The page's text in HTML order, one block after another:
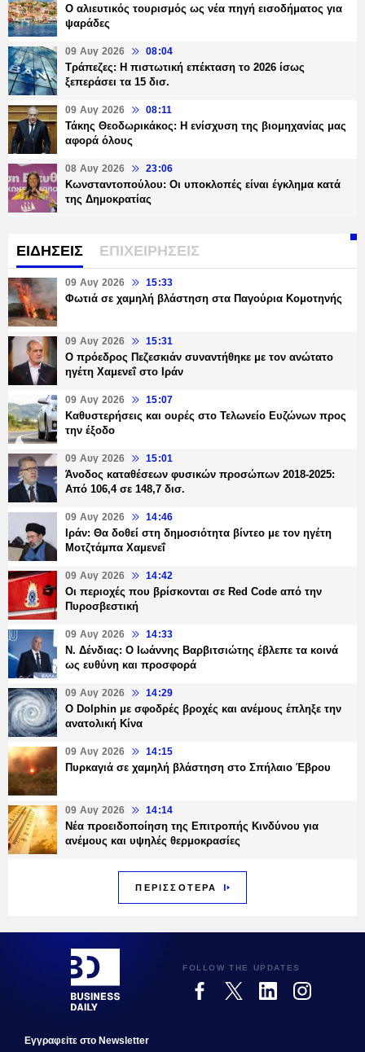
Ο αλιευτικός τουρισμός ως νέα πηγή εισοδήματος για
ψαράδες
09 Αυγ 2026 08:04
Τράπεζες: H πιστωτική επέκταση το 2026 ίσως
ξεπεράσει τα 15 δισ.
09 Αυγ 2026 08:11
Τάκης Θεοδωρικάκος: Η ενίσχυση της βιομηχανίας μας
αφορά όλους
08 Αυγ 2026 23:06
Κωνσταντοπούλου: Οι υποκλοπές είναι έγκλημα κατά
της Δημοκρατίας
ΕΙΔΗΣΕΙΣ ΕΠΙΧΕΙΡΗΣΕΙΣ
09 Αυγ 2026 15:33
Φωτιά σε χαμηλή βλάστηση στα Παγούρια Κομοτηνής
09 Αυγ 2026 15:31
Ο πρόεδρος Πεζεσκιάν συναντήθηκε με τον ανώτατο
ηγέτη Χαμενεΐ στο Ιράν
09 Αυγ 2026 15:07
Καθυστερήσεις και ουρές στο Τελωνείο Ευζώνων προς
την έξοδο
09 Αυγ 2026 15:01
Άνοδος καταθέσεων φυσικών προσώπων 2018-2025:
Από 106,4 σε 148,7 δισ.
09 Αυγ 2026 14:46
Ιράν: Θα δοθεί στη δημοσιότητα βίντεο με τον ηγέτη
Μοτζτάμπα Χαμενεΐ
09 Αυγ 2026 14:42
Οι περιοχές που βρίσκονται σε Red Code από την
Πυροσβεστική
09 Αυγ 2026 14:33
Ν. Δένδιας: Ο Ιωάννης Βαρβιτσιώτης έβλεπε τα κοινά
ως ευθύνη και προσφορά
09 Αυγ 2026 14:29
Ο Dolphin με σφοδρές βροχές και ανέμους έπληξε την
ανατολική Κίνα
09 Αυγ 2026 14:15
Πυρκαγιά σε χαμηλή βλάστηση στο Σπήλαιο Έβρου
09 Αυγ 2026 14:14
Νέα προειδοποίηση της Επιτροπής Κινδύνου για
ανέμους και υψηλές θερμοκρασίες
ΠΕΡΙΣΣΟΤΕΡΑ
FOLLOW THE UPDATES
Εγγραφεiτε στο Newsletter